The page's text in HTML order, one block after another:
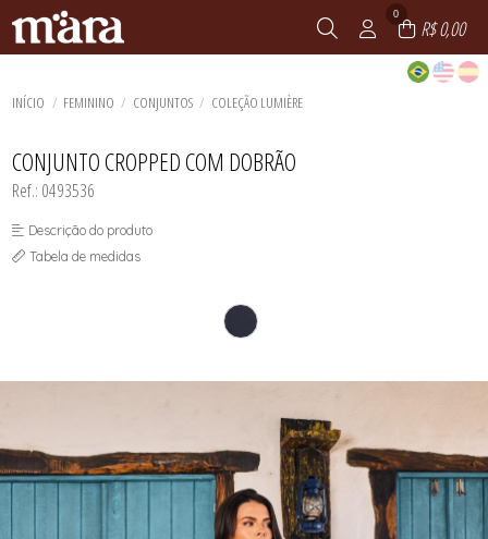
0
R$ 0,00
INÍCIO FEMININO CONJUNTOS COLEÇÃO LUMIÈRE
CONJUNTO CROPPED COM DOBRÃO
Ref.: 0493536
Descrição do produto
Tabela de medidas